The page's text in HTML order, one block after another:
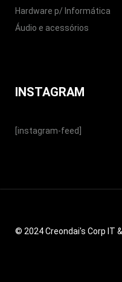
Hardware p/ Informática
Áudio e acessórios
INSTAGRAM
[instagram-feed]
© 2024 Creondai's Corp IT